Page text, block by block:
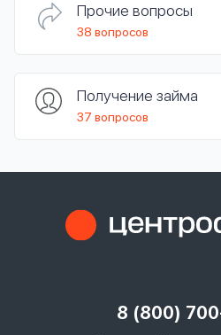
Прочие вопросы
38 вопросов
Получение займа
37 вопросов
8 (800)